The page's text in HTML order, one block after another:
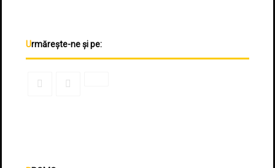
Urmărește-ne și pe: